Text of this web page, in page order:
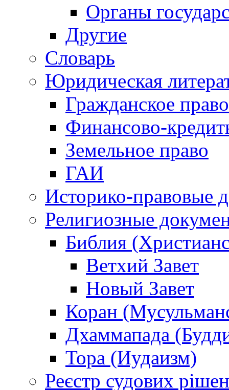
Органы
Другие
Словарь
Юридическая
Гражданское право
Финансово-
Земельное право
ГАИ
Историко-правовые
Религиозные
Библия
Ветхий Завет
Новый Завет
Коран
Дхаммапада
Тора (Иудаизм)
Реєстр судових